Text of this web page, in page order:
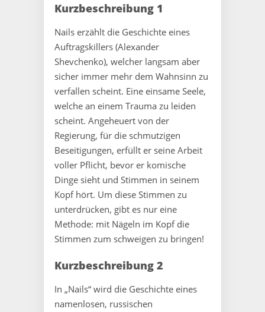
Kurzbeschreibung 1
Nails erzählt die Geschichte eines
Auftragskillers (Alexander
Shevchenko), welcher langsam aber
sicher immer mehr dem Wahnsinn zu
verfallen scheint. Eine einsame Seele,
welche an einem Trauma zu leiden
scheint. Angeheuert von der
Regierung, für die schmutzigen
Beseitigungen, erfüllt er seine Arbeit
voller Pflicht, bevor er komische
Dinge sieht und Stimmen in seinem
Kopf hört. Um diese Stimmen zu
unterdrücken, gibt es nur eine
Methode: mit Nägeln im Kopf die
Stimmen zum schweigen zu bringen!
Kurzbeschreibung 2
In „Nails“ wird die Geschichte eines
namenlosen, russischen